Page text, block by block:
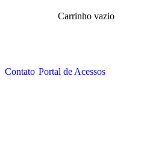
Carrinho vazio
Contato Portal de Acessos